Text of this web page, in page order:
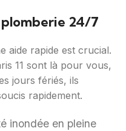
24/7
aide rapide est crucial.
11 sont là pour vous,
jours fériés, ils
rapidement.
inondée en pleine